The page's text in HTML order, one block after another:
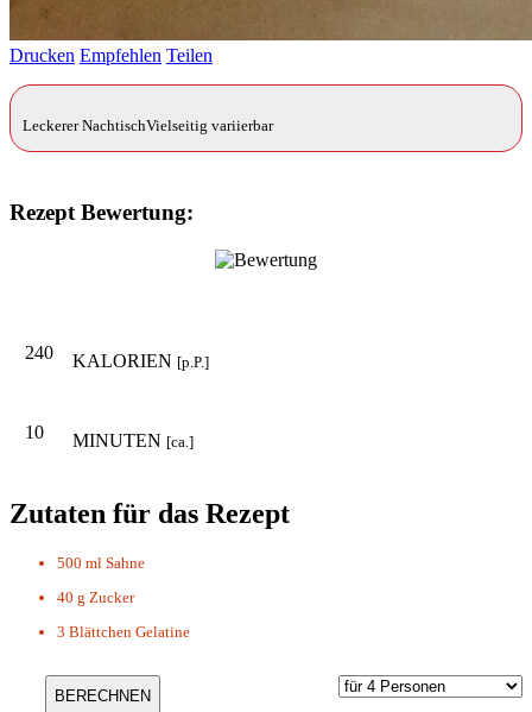
Drucken Empfehlen Teilen
Leckerer NachtischVielseitig variierbar
Rezept Bewertung:
240 KALORIEN [p.P.]
10 MINUTEN [ca.]
Zutaten für das Rezept
500 ml Sahne
40 g Zucker
3 Blättchen Gelatine